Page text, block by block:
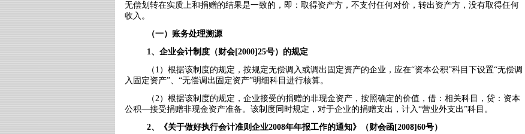
无偿划转在实质上和捐赠的结果是一致的，即：取得资产方，不支付任何对价，转出资产方，没有取得任何
收入。
（一）账务处理溯源
1、企业会计制度（财会[2000]25号）的规定
（ 1 ）根据该制度的规定，按规定无偿调入或调出固定资产的企业，应在“资本公积”科目下设置“无偿调
入固定资产”、“无偿调出固定资产”明细科目进行核算。
（2）根据该制度的规定，企业接受的捐赠的非现金资产，按照确定的价值，借：相关科目，贷：资本
公积—接受捐赠非现金资产准备。该制度同时规定，对于企业的捐赠支出，计入“营业外支出”科目。
2、《关于做好执行会计准则企业2008年年报工作的通知》（财会函[2008]60号）